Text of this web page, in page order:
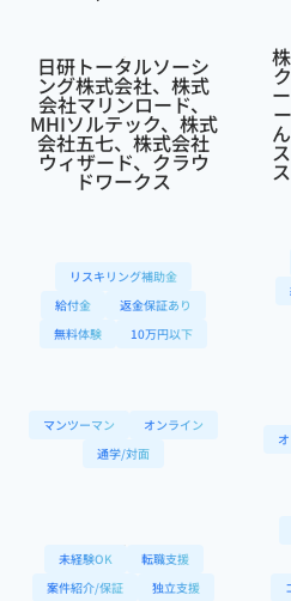
日研トータルソーシ
ング株式会社、株式
会社マリンロード、
MHIソルテック、株式
会社五七、株式会社
ウィザード、クラウ
ドワークス
リスキリング補助金
給付金
返金保証あり
無料体験
10万円以下
マンツーマン
オンライン
通学/対面
未経験OK
転職支援
案件紹介/保証
独立支援